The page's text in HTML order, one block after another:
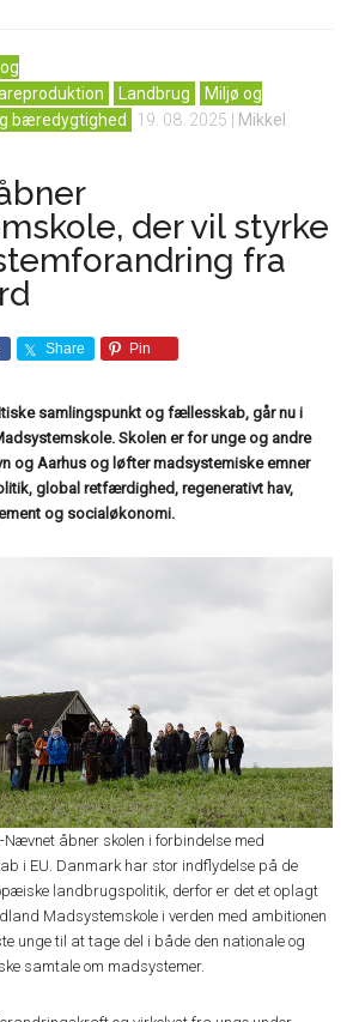
Landbrug
Miljø og
bæredygtighed 19. 08. 2025
Mikkel
der vil styrke
fra
Share Pin
samlingspunkt og fællesskab, går nu i
Skolen er for unge og andre
og Aarhus og løfter madsystemiske emner
global retfærdighed, regenerativt hav,
og socialøkonomi.
åbner skolen i forbindelse med
i EU. Danmark har stor indflydelse på de
landbrugspolitik, derfor er det et oplagt
Madsystemskole i verden med ambitionen
unge til at tage del i både den nationale og
samtale om madsystemer.